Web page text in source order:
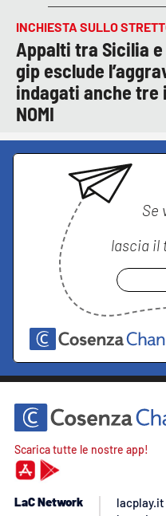
INCHIESTA SULLO
Appalti tra Sicilia
gip esclude
indagati anche
NOMI
Se
lascia il
Scarica tutte le nostre app!
LaC Network
lacplay.it